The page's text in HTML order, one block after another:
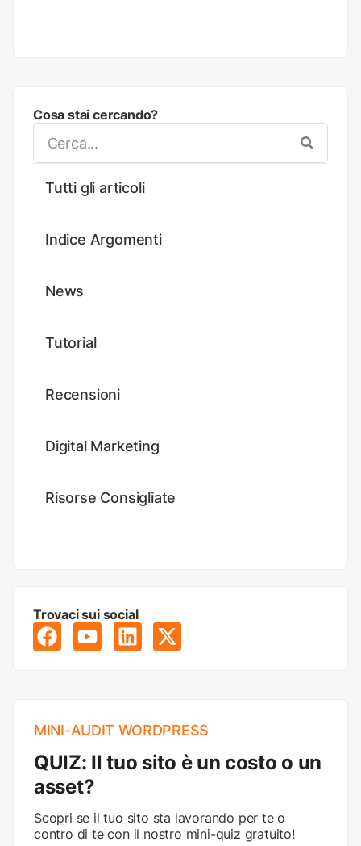
Cosa stai cercando?
Tutti gli articoli
Indice Argomenti
News
Tutorial
Recensioni
Digital Marketing
Risorse Consigliate
Trovaci sui social
MINI-AUDIT WORDPRESS
QUIZ: Il tuo sito è un costo o un
asset?
Scopri se il tuo sito sta lavorando per te o
contro di te con il nostro mini-quiz gratuito!